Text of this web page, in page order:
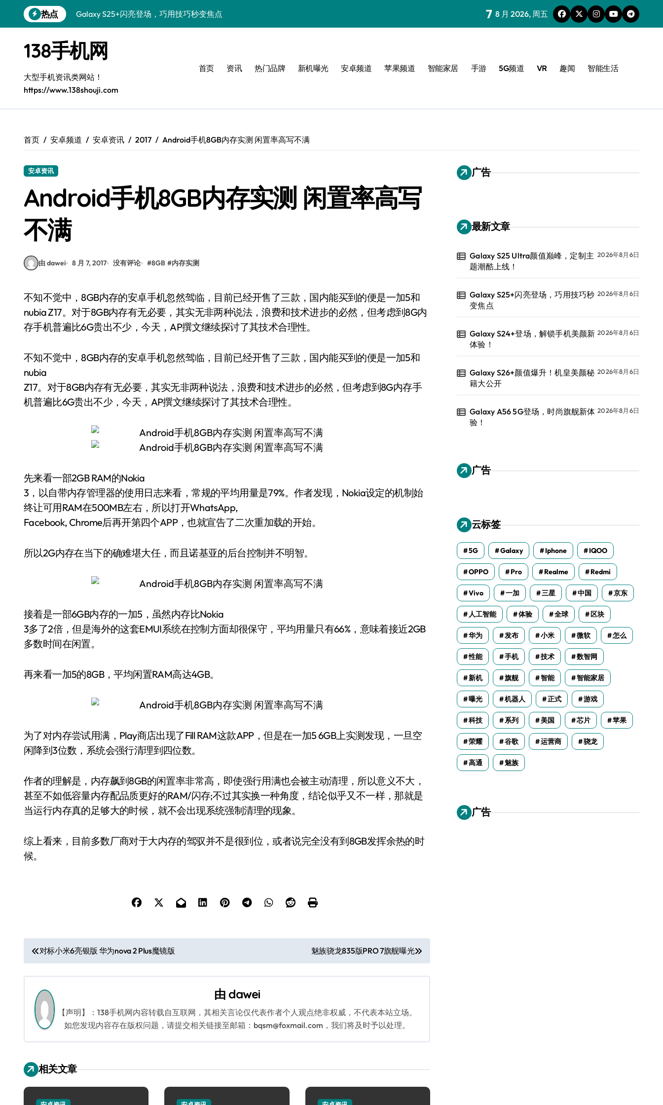
到
热点
Galaxy S25+闪亮登场，巧用技巧秒变焦点
Galaxy S26+颜值爆升！机皇美颜秘籍大公开
Galaxy A56 5G登场，时尚旗舰新体验！
三星S26售后指南：个性美化一键搞定
Galaxy S25美颜秘籍，个性定制炫酷玩法
Galaxy C55 5G登场，演绎三星美学新巅峰
Galaxy S25 Ultra颜值巅峰，定制主题潮酷上线！
7 8 月 2026, 周五
138手机网
大型手机资讯类网站！
https://www.138shouji.com
首页 资讯 热门品牌 新机曝光 安卓频道 苹果频道 智能家居 手游 5G频道 VR 趣闻 智能生活
首页 安卓频道 安卓资讯 2017 Android手机8GB内存实测 闲置率高写不满
安卓资讯
Android手机8GB内存实测 闲置率高写
不满
由 dawei 8 月 7, 2017 没有评论 #8GB #内存实测
不知不觉中，8GB内存的安卓手机忽然驾临，目前已经开售了三款，国内能买到的便是一加5和
nubia Z17。对于8GB内存有无必要，其实无非两种说法，浪费和技术进步的必然，但考虑到8G内
存手机普遍比6G贵出不少，今天，AP撰文继续探讨了其技术合理性。
不知不觉中，8GB内存的安卓手机忽然驾临，目前已经开售了三款，国内能买到的便是一加5和
nubia
Z17。对于8GB内存有无必要，其实无非两种说法，浪费和技术进步的必然，但考虑到8G内存手
机普遍比6G贵出不少，今天，AP撰文继续探讨了其技术合理性。
先来看一部2GB RAM的Nokia
3，以自带内存管理器的使用日志来看，常规的平均用量是79%。作者发现，Nokia设定的机制始
终让可用RAM在500MB左右，所以打开WhatsApp,
Facebook, Chrome后再开第四个APP，也就宣告了二次重加载的开始。
所以2G内存在当下的确难堪大任，而且诺基亚的后台控制并不明智。
接着是一部6GB内存的一加5，虽然内存比Nokia
3多了2倍，但是海外的这套EMUI系统在控制方面却很保守，平均用量只有66%，意味着接近2GB
多数时间在闲置。
再来看一加5的8GB，平均闲置RAM高达4GB。
为了对内存尝试用满，Play商店出现了Fill RAM这款APP，但是在一加5 6GB上实测发现，一旦空
闲降到3位数，系统会强行清理到四位数。
作者的理解是，内存飙到8GB的闲置率非常高，即使强行用满也会被主动清理，所以意义不大，
甚至不如低容量内存配品质更好的RAM/闪存;不过其实换一种角度，结论似乎又不一样，那就是
当运行内存真的足够大的时候，就不会出现系统强制清理的现象。
综上看来，目前多数厂商对于大内存的驾驭并不是很到位，或者说完全没有到8GB发挥余热的时
候。
文
章
导
航
对标小米6亮银版 华为nova 2 Plus魔镜版 魅族骁龙835版PRO 7旗舰曝光
由 dawei
【声明】：138手机网内容转载自互联网，其相关言论仅代表作者个人观点绝非权威，不代表本站立场。
如您发现内容存在版权问题，请提交相关链接至邮箱：bqsm@foxmail.com，我们将及时予以处理。
相关文章
广告
最新文章
Galaxy S25 Ultra颜值巅峰，定制主
题潮酷上线！
2026年8月6日
Galaxy S25+闪亮登场，巧用技巧秒
变焦点
2026年8月6日
Galaxy S24+登场，解锁手机美颜新
体验！
2026年8月6日
Galaxy S26+颜值爆升！机皇美颜秘
籍大公开
2026年8月6日
Galaxy A56 5G登场，时尚旗舰新体
验！
2026年8月6日
广告
云标签
5G Galaxy Iphone IQOO
OPPO Pro Realme Redmi
Vivo 一加 三星 中国 京东
人工智能 体验 全球 区块
华为 发布 小米 微软 怎么
性能 手机 技术 数智网
新机 旗舰 智能 智能家居
曝光 机器人 正式 游戏
科技 系列 美国 芯片 苹果
荣耀 谷歌 运营商 骁龙
高通 魅族
广告